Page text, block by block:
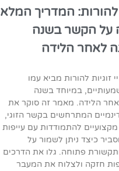
להורות: המדריך המלא
על הקשר בשנה
לאחר הלידה
זוגיות להורות מביא עמו
במיוחד בשנה
הלידה. מאמר זה סוקר את
המתרחשים בקשר הזוגי,
להתמודדות עם עייפות
כיצד ניתן לשמור על
ותקשורת פתוחה. גלו את הדרכים
חזקה ולצלוח את המעבר